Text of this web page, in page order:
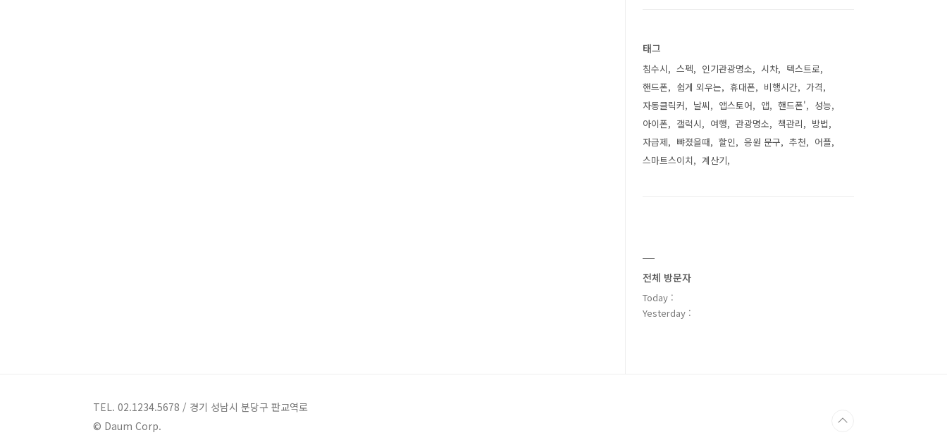
태그
침수시 스펙 인기관광명소 시차
텍스트로
핸드폰
쉽게 외우는 휴대폰 비행시간
가격
자동클릭커
날씨 앱스토어 앱 핸드폰'
성능
아이폰
갤럭시 여행 관광명소 책관리
방법
자급제
뺘졌을때 할인 응원 문구 추천
어플
스마트스이치
계산기
전체 방문자
Today :
Yesterday :
TEL. 02.1234.5678 / 경기 성남시 분당구 판교역로
© Daum Corp.